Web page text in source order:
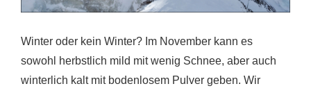
Winter oder kein Winter? Im November kann es
sowohl herbstlich mild mit wenig Schnee, aber auch
winterlich kalt mit bodenlosem Pulver geben. Wir